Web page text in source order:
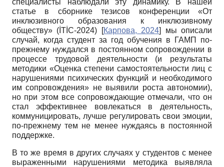
специалисты наблюдали эту динамику. В нашей
статье в сборнике тезисов конференции «От
инклюзивного образования к инклюзивному
обществу» (İTİC-2024)
[Карпова, 2024]
мы описали
случай, когда студент за год обучения в ГАМП по-
прежнему нуждался в постоянном сопровождении в
процессе трудовой деятельности (и результаты
методики «Оценка степени самостоятельности лиц с
нарушениями психических функций и необходимого
им сопровождения» не выявили роста автономии),
но при этом все сопровождающие отмечали, что он
стал эффективнее вовлекаться в деятельность,
коммуницировать, лучше регулировать свои эмоции,
по-прежнему тем не менее нуждаясь в постоянной
поддержке.
В то же время в других случаях у студентов с менее
выраженными нарушениями методика выявляла